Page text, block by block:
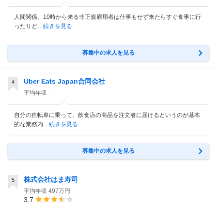
人間関係。10時から来る非正規雇用者は仕事もせず来たらすぐ食事に行
ったりど…続きを見る
募集中の求人を見る
4 Uber Eats Japan合同会社
平均年収 --
自分の自転車に乗って、飲食店の商品を注文者に届けるというのが基本
的な業務内…続きを見る
募集中の求人を見る
5 株式会社はま寿司
平均年収 497万円
3.7